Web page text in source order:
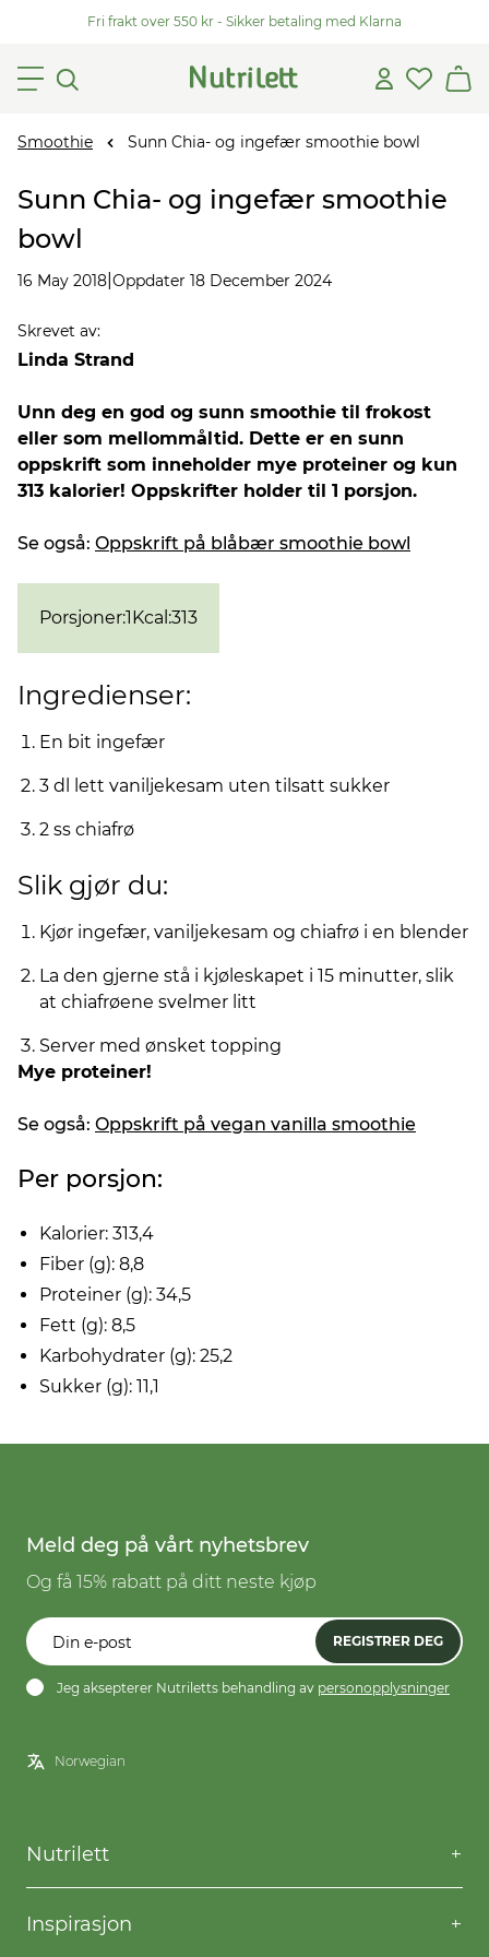
Fri frakt over 550 kr - Sikker betaling med Klarna
Smoothie Sunn Chia- og ingefær smoothie bowl
Sunn Chia- og ingefær smoothie
bowl
16 May 2018 Oppdater 18 December 2024
Skrevet av:
Linda Strand
Unn deg en god og sunn smoothie til frokost
eller som mellommåltid. Dette er en sunn
oppskrift som inneholder mye proteiner og kun
313 kalorier! Oppskrifter holder til 1 porsjon.
Se også: Oppskrift på blåbær smoothie bowl
Porsjoner:1Kcal :313
Ingredienser:
En bit ingefær
3 dl lett vaniljekesam uten tilsatt sukker
2 ss chiafrø
Slik gjør du:
Kjør ingefær, vaniljekesam og chiafrø i en blender
La den gjerne stå i kjøleskapet i 15 minutter, slik
at chiafrøene svelmer litt
Server med ønsket topping
Mye proteiner!
Se også: Oppskrift på vegan vanilla smoothie
Per porsjon:
Kalorier: 313,4
Fiber (g): 8,8
Proteiner (g): 34,5
Fett (g): 8,5
Karbohydrater (g): 25,2
Sukker (g): 11,1
Meld deg på vårt nyhetsbrev
Og få 15% rabatt på ditt neste kjøp
REGISTRER DEG
Jeg aksepterer Nutriletts behandling av personopplysninger
Nutrilett
Kontakt oss
Spørsmål og svar
Inspirasjon